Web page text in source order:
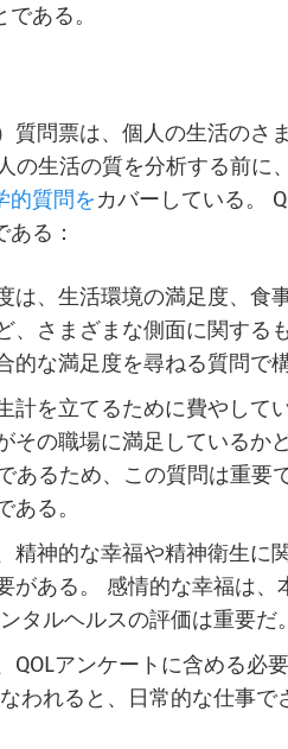
ある。
質問票は、個人の生活のさ
の生活の質を分析する前に
的質問をカバーしている。
る：
は、生活環境の満足度、食
、さまざまな側面に関する
な満足度を尋ねる質問で
計を立てるために費やして
その職場に満足しているか
あるため、この質問は重要
ある。
精神的な幸福や精神衛生に
がある。 感情的な幸福は
タルヘルスの評価は重要だ。
QOLアンケートに含める必
われると、日常的な仕事